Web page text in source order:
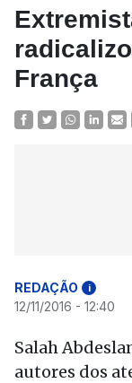
França
REDAÇÃO i
12/11/2016 - 12:40
Salah
autores dos